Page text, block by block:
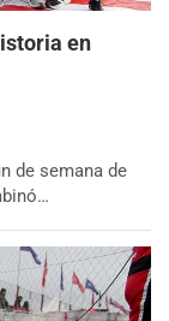
en
de semana de